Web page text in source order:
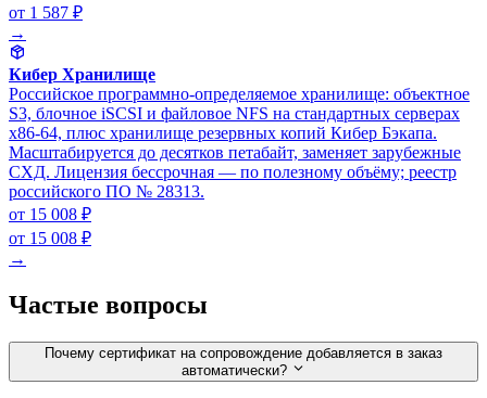
от 1 587 ₽
→
Кибер Хранилище
Российское программно-определяемое хранилище: объектное
S3, блочное iSCSI и файловое NFS на стандартных серверах
x86-64, плюс хранилище резервных копий Кибер Бэкапа.
Масштабируется до десятков петабайт, заменяет зарубежные
СХД. Лицензия бессрочная — по полезному объёму; реестр
российского ПО № 28313.
от 15 008 ₽
от 15 008 ₽
→
Частые вопросы
Почему сертификат на сопровождение добавляется в заказ
автоматически?